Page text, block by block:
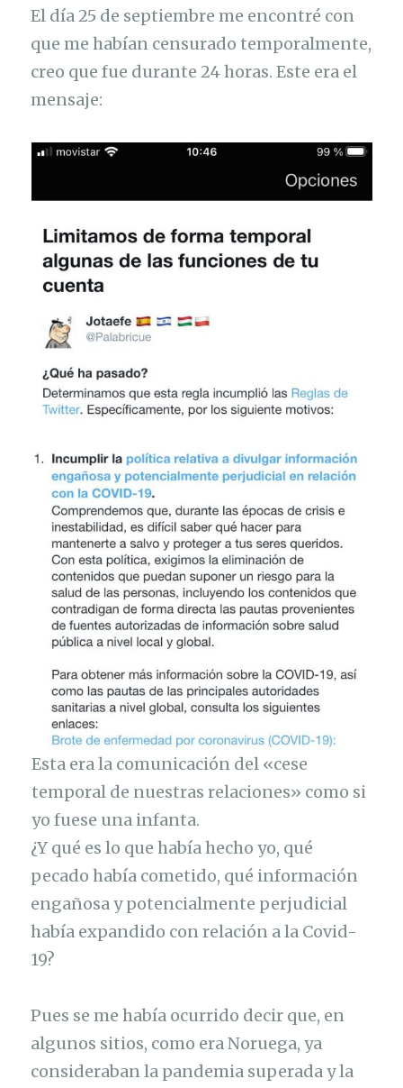
El día 25 de septiembre me encontré con
que me habían censurado temporalmente,
creo que fue durante 24 horas. Este era el
mensaje:
Esta era la comunicación del «cese
temporal de nuestras relaciones» como si
yo fuese una infanta.
¿Y qué es lo que había hecho yo, qué
pecado había cometido, qué información
engañosa y potencialmente perjudicial
había expandido con relación a la Covid-
19?
Pues se me había ocurrido decir que, en
algunos sitios, como era Noruega, ya
consideraban la pandemia superada y la